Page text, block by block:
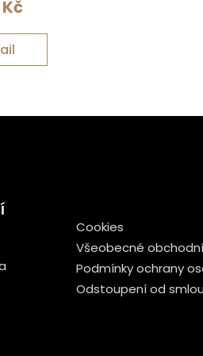
Kč
Cookies
Všeobecné
Podmínky ochrany
Odstoupení od